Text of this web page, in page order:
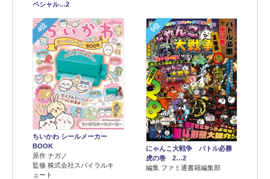
ペシャル…2
4位
ちいかわ シールメーカー
BOOK
原作 ナガノ
監修 株式会社スパイラルキ
ュート
5位
にゃんこ大戦争 バトル必勝
虎の巻 2…2
編集 ファミ通書籍編集部